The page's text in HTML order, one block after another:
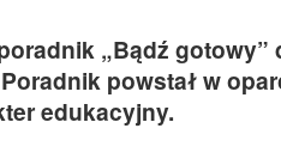
„Bądź gotowy”
powstał w
edukacyjny.